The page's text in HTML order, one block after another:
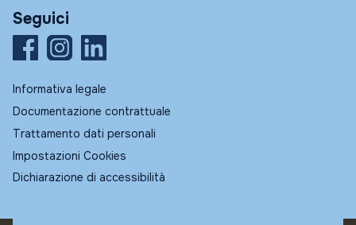
Seguici
Informativa legale
Documentazione contrattuale
Trattamento dati personali
Impostazioni Cookies
Dichiarazione di accessibilità